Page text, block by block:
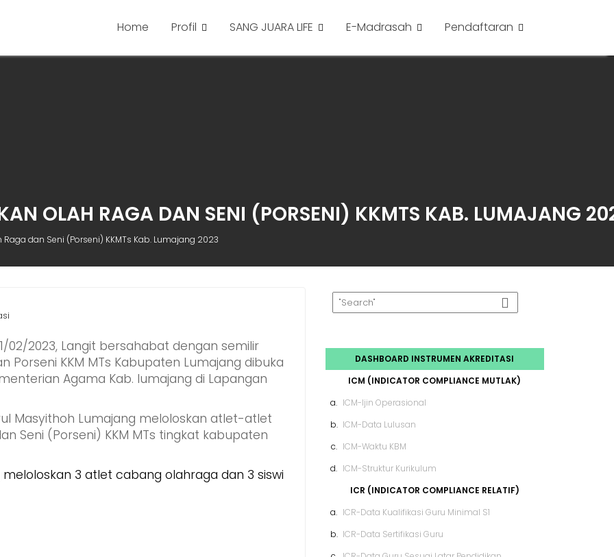
Home Profil SANG JUARA LIFE E-Madrasah Pendaftaran
OLAH RAGA DAN SENI (PORSENI) KKMTS KAB. LUMAJANG
dan Seni (Porseni) KKMTs Kab. Lumajang 2023
02/2023, Langit bersahabat dengan semilir
Porseni KKM MTs Kabupaten Lumajang dibuka
Agama Kab. lumajang di Lapangan
Masyithoh Lumajang meloloskan atlet-atlet
Seni (Porseni) KKM MTs tingkat kabupaten
3 atlet cabang olahraga dan 3 siswi
DASHBOARD INSTRUMEN AKREDITASI
ICM (INDICATOR COMPLIANCE MUTLAK)
a. ICM-Ijin Operasional
b. ICM-Data Lulusan
c. ICM-Waktu KBM
d. ICM-Struktur Kurikulum
ICR (INDICATOR COMPLIANCE RELATIF)
a. ICR-Data Kualifikasi Guru Minimal S1
b. ICR-Data Sertifikasi Guru